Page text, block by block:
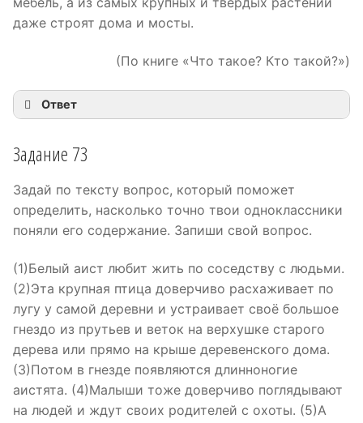
даже строят дома и мосты.
(По книге «Что такое? Кто такой?»)
Ответ
Задание 73
Задай по тексту вопрос, который поможет
определить, насколько точно твои одноклассники
поняли его содержание. Запиши свой вопрос.
(1)Белый аист любит жить по соседству с людьми.
(2)Эта крупная птица доверчиво расхаживает по
лугу у самой деревни и устраивает своё большое
гнездо из прутьев и веток на верхушке старого
дерева или прямо на крыше деревенского дома.
(3)Потом в гнезде появляются длинноногие
аистята. (4)Малыши тоже доверчиво поглядывают
на людей и ждут своих родителей с охоты. (5)А